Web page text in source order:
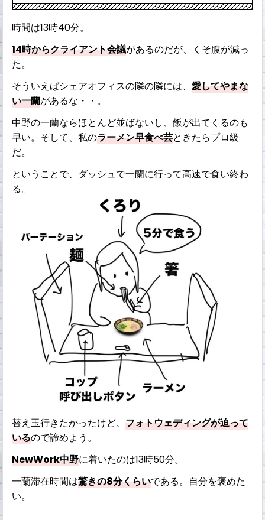
時間は13時40分。
14時からクライアント会議があるのだが、くそ腹が減っ
た。
そういえばシェアオフィスの隣の隣には、愛してやまな
い一蘭があるな・・。
中野の一蘭ならほとんど並ばないし、飯が出てくるのも
早い。そして、私のラーメン早食べ芸ときたらプロ級
だ。
ということで、ダッシュで一蘭に行って高速で食い終わ
る。
替え玉行きたかったけど、フォトウェディングが迫って
いるので諦めよう。
NewWork中野に着いたのは13時50分。
一蘭滞在時間は驚きの8分くらいである。自分を褒めた
い。